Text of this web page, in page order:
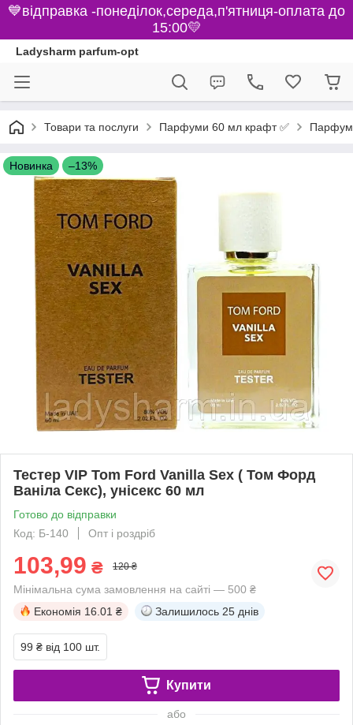
💙відправка -понеділок,середа,п'ятниця-оплата до
15:00💛
Ladysharm parfum-opt
Товари та послуги Парфуми 60 мл крафт ✅
Новинка –13%
Тестер VIP Tom Ford Vanilla Sex ( Том Форд
Ваніла Секс), унісекс 60 мл
Готово до відправки
Код: Б-140
Опт і роздріб
103,99 ₴ 120 ₴
Мінімальна сума замовлення на сайті — 500 ₴
Економія 16.01 ₴ Залишилось 25 днів
99 ₴ від 100 шт.
Купити
або